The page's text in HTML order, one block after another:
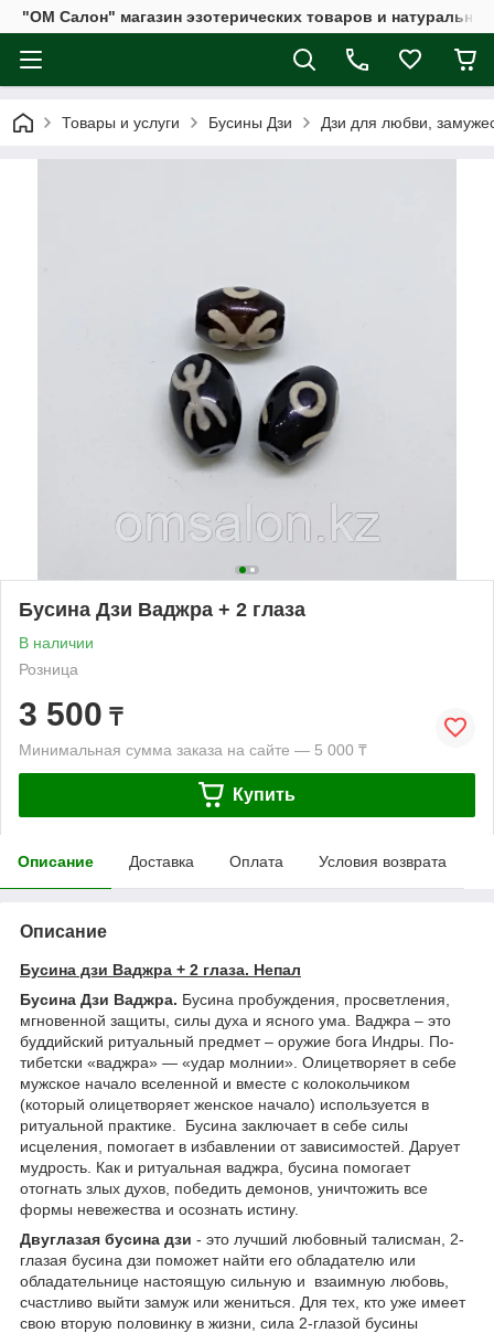
"ОМ Салон" магазин эзотерических товаров и
Товары и услуги Бусины Дзи Дзи для любви,
Бусина Дзи Ваджра + 2 глаза
В наличии
Розница
3 500 ₸
Минимальная сумма заказа на сайте — 5 000 ₸
Купить
Описание Доставка Оплата Условия возврата
Описание
Бусина дзи Ваджра + 2 глаза. Непал
Бусина Дзи Ваджра. Бусина пробуждения, просветления,
мгновенной защиты, силы духа и ясного ума. Ваджра – это
буддийский ритуальный предмет – оружие бога Индры. По-
тибетски «ваджра» — «удар молнии». Олицетворяет в себе
мужское начало вселенной и вместе с колокольчиком
(который олицетворяет женское начало) используется в
ритуальной практике. Бусина заключает в себе силы
исцеления, помогает в избавлении от зависимостей. Дарует
мудрость. Как и ритуальная ваджра, бусина помогает
отогнать злых духов, победить демонов, уничтожить все
формы невежества и осознать истину.
Двуглазая бусина дзи - это лучший любовный талисман, 2-
глазая бусина дзи поможет найти его обладателю или
обладательнице настоящую сильную и взаимную любовь,
счастливо выйти замуж или жениться. Для тех, кто уже имеет
свою вторую половинку в жизни, сила 2-глазой бусины